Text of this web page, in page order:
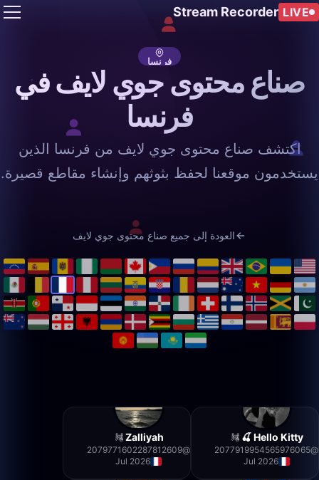
LIVE
Stream Recorder
فرنسا
صناع محتوى جوي لايف في
فرنسا
اكتشف صناع محتوى جوي لايف من فرنسا الذين
يستخدمون موقعنا لحفظ بثوثهم وإنشاء مقاطع قصيرة.
العودة إلى جميع صناع محتوى جوي لايف
Hello Kitty 🍒
@
2077919954565976065
Jul 2026
Zalliyah
@
2079771602287812609
Jul 2026